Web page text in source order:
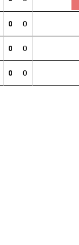
0 0
0 0
0 0